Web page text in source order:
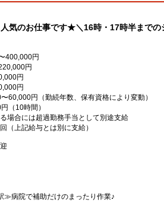
人気のお仕事です★＼16時・17時半までの
400,000円
円
円
円
60,000円（勤続年数、保有資格により変動）
（10時間）
場合には超過勤務手当として別途支給
（上記給与とは別に支給）
≫病院で補助だけのまったり作業♪